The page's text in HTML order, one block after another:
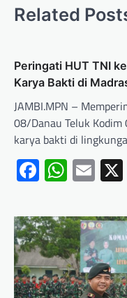
Related
Peringati HUT TNI
Karya Bakti di
JAMBI.MPN –
08/Danau Teluk
karya bakti di
Facebook